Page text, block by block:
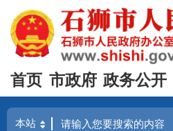
首页 市政府 政务公开